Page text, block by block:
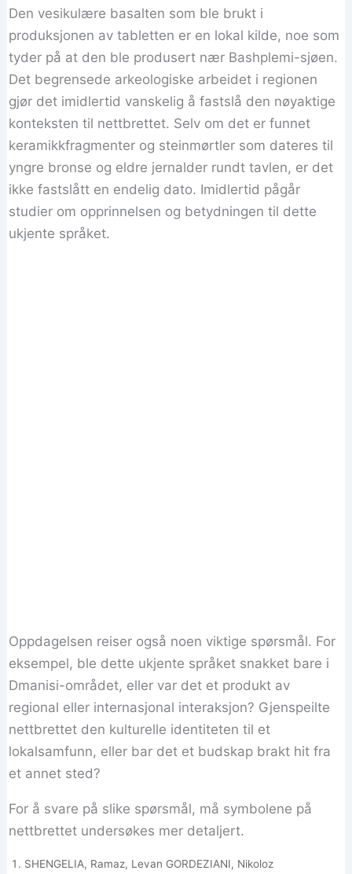
Den vesikulære basalten som ble brukt i
produksjonen av tabletten er en lokal kilde, noe som
tyder på at den ble produsert nær Bashplemi-sjøen.
Det begrensede arkeologiske arbeidet i regionen
gjør det imidlertid vanskelig å fastslå den nøyaktige
konteksten til nettbrettet. Selv om det er funnet
keramikkfragmenter og steinmørtler som dateres til
yngre bronse og eldre jernalder rundt tavlen, er det
ikke fastslått en endelig dato. Imidlertid pågår
studier om opprinnelsen og betydningen til dette
ukjente språket.
Oppdagelsen reiser også noen viktige spørsmål. For
eksempel, ble dette ukjente språket snakket bare i
Dmanisi-området, eller var det et produkt av
regional eller internasjonal interaksjon? Gjenspeilte
nettbrettet den kulturelle identiteten til et
lokalsamfunn, eller bar det et budskap brakt hit fra
et annet sted?
For å svare på slike spørsmål, må symbolene på
nettbrettet undersøkes mer detaljert.
SHENGELIA, Ramaz, Levan GORDEZIANI, Nikoloz